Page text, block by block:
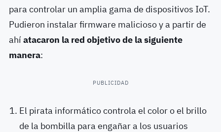
para controlar un amplia gama de dispositivos IoT.
Pudieron instalar firmware malicioso y a partir de
ahí atacaron la red objetivo de la siguiente
manera:
PUBLICIDAD
El pirata informático controla el color o el brillo
de la bombilla para engañar a los usuarios